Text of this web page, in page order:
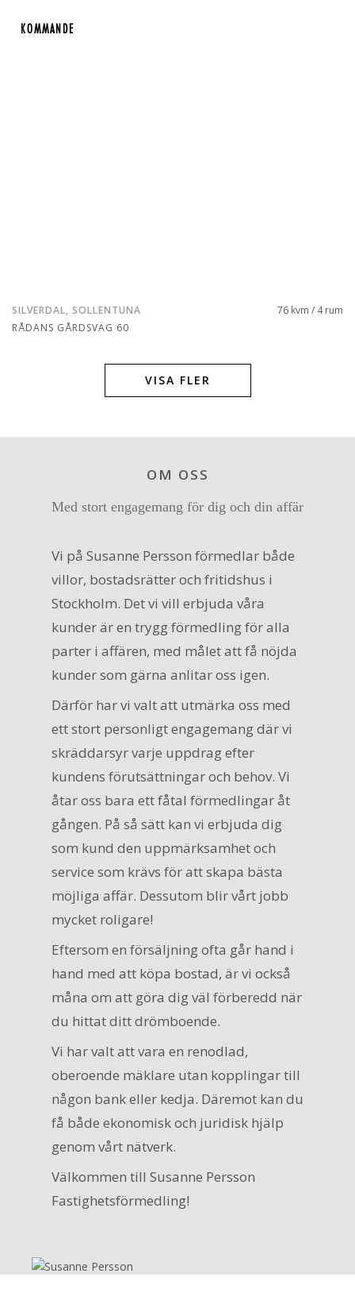
KOMMANDE
KOMMANDE
SILVERDAL, SOLLENTUNA
RÅDANS GÅRDSVÄG 60
76 kvm / 4 rum
VISA FLER
OM OSS
Med stort engagemang för dig och din affär
Vi på Susanne Persson förmedlar både
villor, bostadsrätter och fritidshus i
Stockholm. Det vi vill erbjuda våra
kunder är en trygg förmedling för alla
parter i affären, med målet att få nöjda
kunder som gärna anlitar oss igen.
Därför har vi valt att utmärka oss med
ett stort personligt engagemang där vi
skräddarsyr varje uppdrag efter
kundens förutsättningar och behov. Vi
åtar oss bara ett fåtal förmedlingar åt
gången. På så sätt kan vi erbjuda dig
som kund den uppmärksamhet och
service som krävs för att skapa bästa
möjliga affär. Dessutom blir vårt jobb
mycket roligare!
Eftersom en försäljning ofta går hand i
hand med att köpa bostad, är vi också
måna om att göra dig väl förberedd när
du hittat ditt drömboende.
Vi har valt att vara en renodlad,
oberoende mäklare utan kopplingar till
någon bank eller kedja. Däremot kan du
få både ekonomisk och juridisk hjälp
genom vårt nätverk.
Välkommen till Susanne Persson
Fastighetsförmedling!